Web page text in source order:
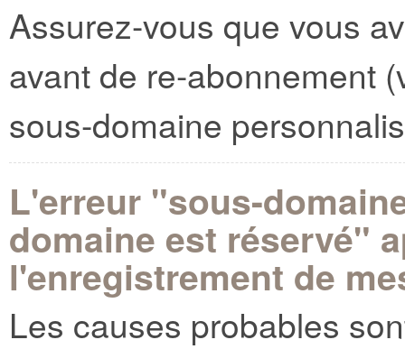
Assurez-vous que vous
avant de re-abonnement
sous-domaine
L'erreur "sous-
domaine est réservé"
l'enregistrement de
Les causes probables